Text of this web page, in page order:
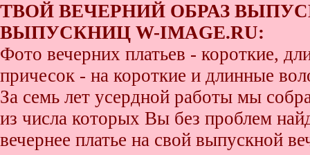
ТВОЙ ВЕЧЕРНИЙ ОБРАЗ
ВЫПУСКНИЦ W-IMAGE.RU:
Фото вечерних платьев - короткие,
причесок - на короткие и длинные
За семь лет усердной работы мы
из числа которых Вы без проблем
вечернее платье на свой выпускной